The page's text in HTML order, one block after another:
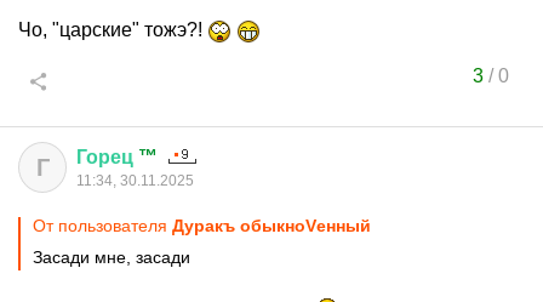
Чо, "царские" тожэ?!
3/0
Г Горец ™
11:34, 30.11.2025
От пользователя Дуракъ обыкноVенный
Засади мне, засади